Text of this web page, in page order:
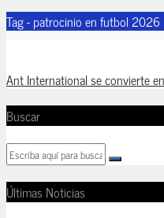
Tag - patrocinio en futbol 2026
Ant International se convierte
Buscar
Últimas Noticias